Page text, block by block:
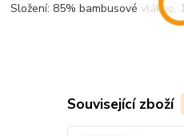
Složení: 85% bambusové vlákno,
Související zboží